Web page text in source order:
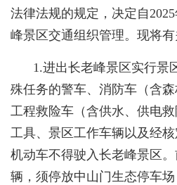
法律法规的规定，决定自
峰景区交通组织管理。现将有
1.进出长老峰景区实行景
殊任务的警车、消防车（含森
工程救险车（含供水、供电
工具、景区工作车辆以及经
机动车不得驶入长老峰景区
辆，须停放中山门生态停车